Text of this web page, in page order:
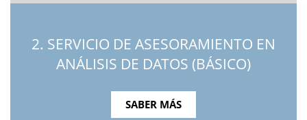
2. SERVICIO DE ASESORAMIENTO EN
ANÁLISIS DE DATOS (BÁSICO)
SABER MÁS